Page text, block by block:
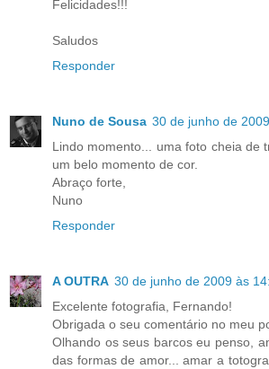
Felicidades!!!
Saludos
Responder
Nuno de Sousa 30 de junho de
Lindo momento... uma foto cheia de
um belo momento de cor.
Abraço forte,
Nuno
Responder
A OUTRA 30 de junho de 2009 às
Excelente fotografia, Fernando!
Obrigada o seu comentário no meu
Olhando os seus barcos eu penso,
das formas de amor... amar a